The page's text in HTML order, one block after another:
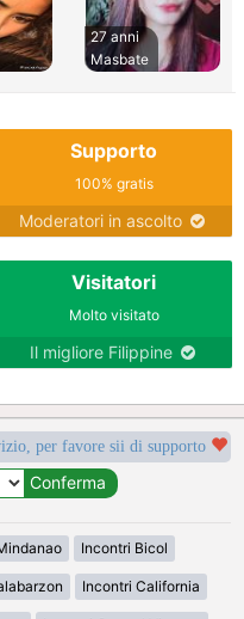
27 anni
Masbate
Supporto
100% gratis
Moderatori in ascolto
Visitatori
Molto visitato
Il migliore Filippine
per favore sii di supporto
Incontri Bicol
Incontri California